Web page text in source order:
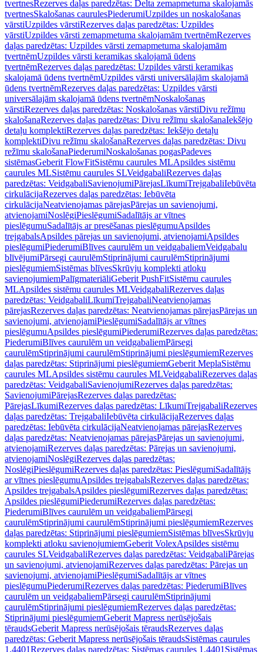
tvertnesRezerves daļas paredzētas: Delta zemapmetuma skalojamās
tvertnesSkalošanas caurulesPiederumiUzpildes un noskalošanas
vārstiUzpildes vārstiRezerves daļas paredzētas: Uzpildes
vārstiUzpildes vārsti zemapmetuma skalojamām tvertnēmRezerves
daļas paredzētas: Uzpildes vārsti zemapmetuma skalojamām
tvertnēmUzpildes vārsti keramikas skalojamā ūdens
tvertnēmRezerves daļas paredzētas: Uzpildes vārsti keramikas
skalojamā ūdens tvertnēmUzpildes vārsti universālajām skalojamā
ūdens tvertnēmRezerves daļas paredzētas: Uzpildes vārsti
universālajām skalojamā ūdens tvertnēmNoskalošanas
vārstiRezerves daļas paredzētas: Noskalošanas vārstiDivu režīmu
skalošanaRezerves daļas paredzētas: Divu režīmu skalošanaIekšējo
detaļu komplektiRezerves daļas paredzētas: Iekšējo detaļu
komplektiDivu režīmu skalošanaRezerves daļas paredzētas: Divu
režīmu skalošanaPiederumiNoskalošanas pogasPadeves
sistēmasGeberit FlowFitSistēmu caurules MLApsildes sistēmu
caurules MLSistēmu caurules SLVeidgabaliRezerves daļas
paredzētas: VeidgabaliSavienojumiPārejasLīkumiTrejgabaliIebūvēta
cirkulācijaRezerves daļas paredzētas: Iebūvēta
cirkulācijaNeatvienojamas pārejasPārejas un savienojumi,
atvienojamiNoslēgiPieslēgumiSadalītājs ar vītnes
pieslēgumuSadalītājs ar presēšanas pieslēgumuApsildes
trejgabalsApsildes pārejas un savienojumi, atvienojamiApsildes
pieslēgumiPiederumiBlīves caurulēm un veidgabaliemVeidgabalu
blīvējumiPārsegi caurulēmStiprinājumi caurulēmStiprinājumi
pieslēgumiemSistēmas blīvesSkrūvju komplekti atloku
savienojumiemPalīgmateriāliGeberit PushFitSistēmu caurules
MLApsildes sistēmu caurules MLVeidgabaliRezerves daļas
paredzētas: VeidgabaliLīkumiTrejgabaliNeatvienojamas
pārejasRezerves daļas paredzētas: Neatvienojamas pārejasPārejas un
savienojumi, atvienojamiPieslēgumiSadalītājs ar vītnes
pieslēgumuApsildes pieslēgumiPiederumiRezerves daļas paredzētas:
PiederumiBlīves caurulēm un veidgabaliemPārsegi
caurulēmStiprinājumi caurulēmStiprinājumi pieslēgumiemRezerves
daļas paredzētas: Stiprinājumi pieslēgumiemGeberit MeplaSistēmu
caurules MLApsildes sistēmu caurules MLVeidgabaliRezerves daļas
paredzētas: VeidgabaliSavienojumiRezerves daļas paredzētas:
SavienojumiPārejasRezerves daļas paredzētas:
PārejasLīkumiRezerves daļas paredzētas: LīkumiTrejgabaliRezerves
daļas paredzētas: TrejgabaliIebūvēta cirkulācijaRezerves daļas
paredzētas: Iebūvēta cirkulācijaNeatvienojamas pārejasRezerves
daļas paredzētas: Neatvienojamas pārejasPārejas un savienojumi,
atvienojamiRezerves daļas paredzētas: Pārejas un savienojumi,
atvienojamiNoslēgiRezerves daļas paredzētas:
NoslēgiPieslēgumiRezerves daļas paredzētas: PieslēgumiSadalītājs
ar vītnes pieslēgumuApsildes trejgabalsRezerves daļas paredzētas:
Apsildes trejgabalsApsildes pieslēgumiRezerves daļas paredzētas:
Apsildes pieslēgumiPiederumiRezerves daļas paredzētas:
PiederumiBlīves caurulēm un veidgabaliemPārsegi
caurulēmStiprinājumi caurulēmStiprinājumi pieslēgumiemRezerves
daļas paredzētas: Stiprinājumi pieslēgumiemSistēmas blīvesSkrūvju
komplekti atloku savienojumiemGeberit VolexApsildes sistēmu
caurules SLVeidgabaliRezerves daļas paredzētas: VeidgabaliPārejas
un savienojumi, atvienojamiRezerves daļas paredzētas: Pārejas un
savienojumi, atvienojamiPieslēgumiSadalītājs ar vītnes
pieslēgumuPiederumiRezerves daļas paredzētas: PiederumiBlīves
caurulēm un veidgabaliemPārsegi caurulēmStiprinājumi
caurulēmStiprinājumi pieslēgumiemRezerves daļas paredzētas:
Stiprinājumi pieslēgumiemGeberit Mapress nerūsējošais
tēraudsGeberit Mapress nerūsējošais tēraudsRezerves daļas
paredzētas: Geberit Mapress nerūsējošais tēraudsSistēmas caurules
1.4401Rezerves daļas paredzētas: Sistēmas caurules 1.4401 Sistēmas